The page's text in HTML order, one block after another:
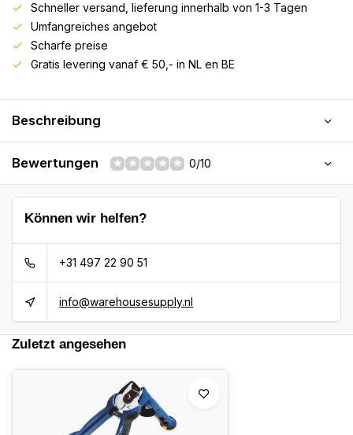
Schneller versand, lieferung innerhalb von 1-3 Tagen
Umfangreiches angebot
Scharfe preise
Gratis levering vanaf € 50,- in NL en BE
Beschreibung
Bewertungen 0/10
Können wir helfen?
+31 497 22 90 51
info@warehousesupply.nl
Zuletzt angesehen